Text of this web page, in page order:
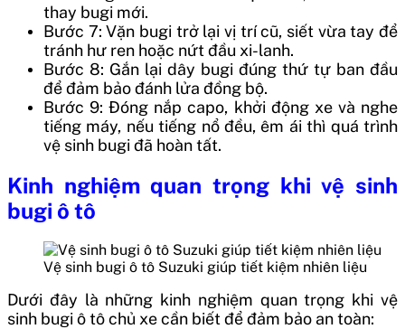
thay bugi mới.
Bước 7: Vặn bugi trở lại vị trí cũ, siết vừa tay để
tránh hư ren hoặc nứt đầu xi-lanh.
Bước 8: Gắn lại dây bugi đúng thứ tự ban đầu
để đảm bảo đánh lửa đồng bộ.
Bước 9: Đóng nắp capo, khởi động xe và nghe
tiếng máy, nếu tiếng nổ đều, êm ái thì quá trình
vệ sinh bugi đã hoàn tất.
Kinh nghiệm quan trọng khi vệ sinh
bugi ô tô
Vệ sinh bugi ô tô Suzuki giúp tiết kiệm nhiên liệu
Dưới đây là những kinh nghiệm quan trọng khi vệ
sinh bugi ô tô chủ xe cần biết để đảm bảo an toàn: